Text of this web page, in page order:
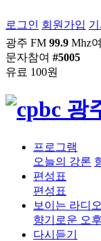
로그인 회원가입
광주 FM 99.9 Mhz
문자참여 #5005
유료 100원
프로그램
오늘의 강론
편성표
편성표
보이는 라디오
향기로운 오
다시듣기